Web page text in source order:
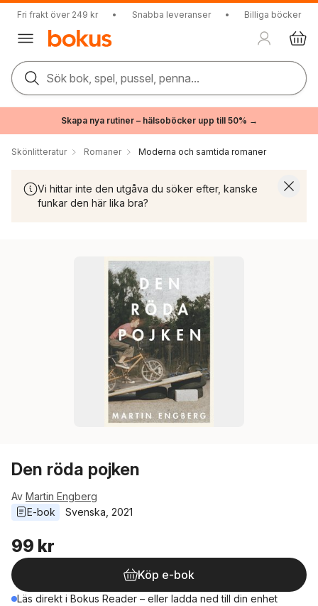
Fri frakt över 249 kr • Snabba leveranser • Billiga böcker
Sök bok, spel, pussel, penna...
Skapa nya rutiner – hälsoböcker upp till 50% →
Skönlitteratur Romaner Moderna och samtida romaner
Vi hittar inte den utgåva du söker efter, kanske
funkar den här lika bra?
Den röda pojken
Av Martin Engberg
E-bok
Svenska 2021
99 kr
Köp e-bok
Läs direkt i Bokus Reader – eller ladda ned till din enhet